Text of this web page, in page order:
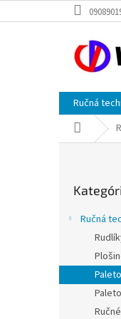
na
Ručná
Domov
kategórie
Ručná